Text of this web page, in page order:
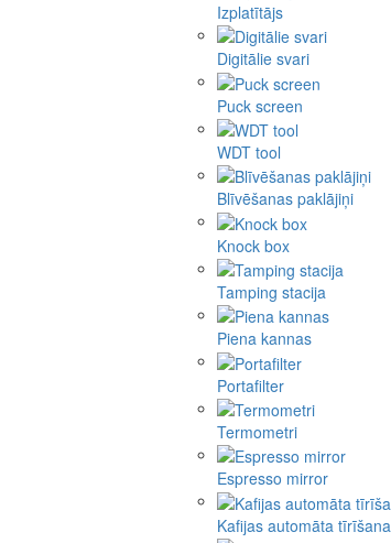
Izplatītājs
Digitālie svari
Puck screen
WDT tool
Blīvēšanas paklājiņi
Knock box
Tamping stacija
Piena kannas
Portafilter
Termometri
Espresso mirror
Kafijas automāta tīrīšana